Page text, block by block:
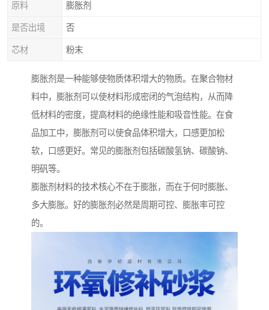
原料 膨胀剂
是否出境 否
芯材 粉末
膨胀剂是一种能够使物质体积增大的物质。在聚合物材
料中，膨胀剂可以使材料形成密闭的气泡结构，从而降
低材料的密度，提高材料的绝缘性能和吸音性能。在食
品加工中，膨胀剂可以使食品体积增大，口感更加松
软，口感更好。常见的膨胀剂包括碳酸氢钠、碳酸钠、
明矾等。
膨胀剂材料的技术核心不在于膨胀，而在于何时膨胀、
多大膨胀。好的膨胀剂必然是周期可控、膨胀率可控
的。